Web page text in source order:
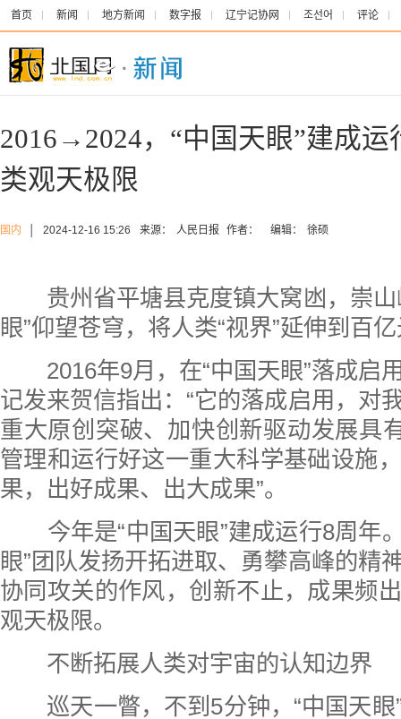
首页 新闻 地方新闻 数字报 辽宁记协网 조선어 评论
2016→2024，“中国天眼”建成运
类观天极限
国内 2024-12-16 15:26 来源： 人民日报 作者： 编辑： 徐硕
贵州省平塘县克度镇大窝凼，崇山
眼”仰望苍穹，将人类“视界”延伸到百
2016年9月，在“中国天眼”落成启
记发来贺信指出：“它的落成启用，对
重大原创突破、加快创新驱动发展具
管理和运行好这一重大科学基础设施
果，出好成果、出大成果”。
今年是“中国天眼”建成运行8周年
眼”团队发扬开拓进取、勇攀高峰的精
协同攻关的作风，创新不止，成果频
观天极限。
不断拓展人类对宇宙的认知边界
巡天一瞥，不到5分钟，“中国天眼